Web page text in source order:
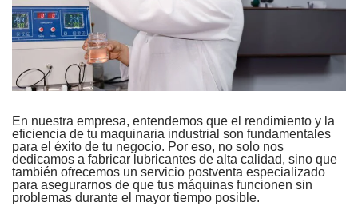
En nuestra empresa, entendemos que el rendimiento y la
eficiencia de tu maquinaria industrial son fundamentales
para el éxito de tu negocio. Por eso, no solo nos
dedicamos a fabricar lubricantes de alta calidad, sino que
también ofrecemos un servicio postventa especializado
para asegurarnos de que tus máquinas funcionen sin
problemas durante el mayor tiempo posible.